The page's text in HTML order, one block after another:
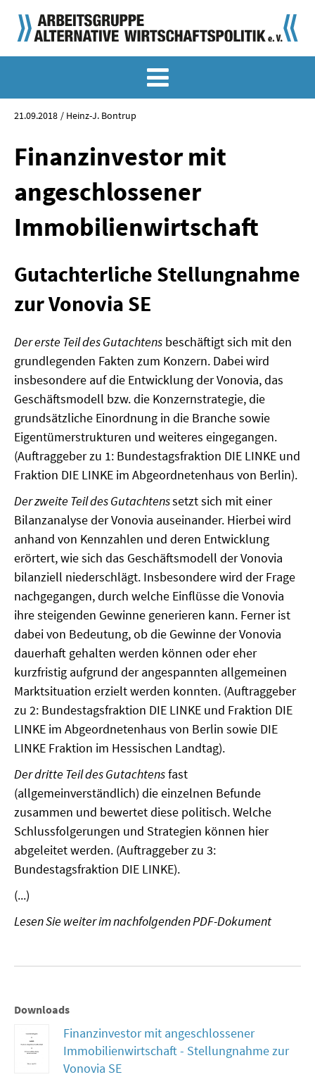
KLASSIKER
SONDERVERÖFFENTLICHUNGEN
LANGFASSUNGEN ZU DEN MEMORANDEN
MATERIALIEN
MATERIALIEN ZU DEN MEMORANDEN
MEMO-FORUM
SOMMERSCHULE
SOMMERSCHULE 2025
SOMMERSCHULE 2024
SOMMERSCHULE 2023
SOMMERSCHULE 2022
SOMMERSCHULE 2021
SOMMERSCHULE 2020
SOMMERSCHULE 2019
SOMMERSCHULE 2018
SOMMERSCHULE 2017
SOMMERSCHULE 2016
SOMMERSCHULE 2015
SOMMERSCHULE 2014
SOMMERSCHULE 2012
SOMMERSCHULE 2010
SOMMERSCHULE 2007
Über uns
21.09.2018 Heinz-J. Bontrup
Finanzinvestor mit
angeschlossener
Immobilienwirtschaft
Gutachterliche Stellungnahme
zur Vonovia SE
Der erste Teil des Gutachtens beschäftigt sich mit den
grundlegenden Fakten zum Konzern. Dabei wird
insbesondere auf die Entwicklung der Vonovia, das
Geschäftsmodell bzw. die Konzernstrategie, die
grundsätzliche Einordnung in die Branche sowie
Eigentümerstrukturen und weiteres eingegangen.
(Auftraggeber zu 1: Bundestagsfraktion DIE LINKE und
Fraktion DIE LINKE im Abgeordnetenhaus von Berlin).
Der zweite Teil des Gutachtenssetzt sich mit einer
Bilanzanalyse der Vonovia auseinander. Hierbei wird
anhand von Kennzahlen und deren Entwicklung
erörtert, wie sich das Geschäftsmodell der Vonovia
bilanziell niederschlägt. Insbesondere wird der Frage
nachgegangen, durch welche Einflüsse die Vonovia
ihre steigenden Gewinne generieren kann. Ferner ist
dabei von Bedeutung, ob die Gewinne der Vonovia
dauerhaft gehalten werden können oder eher
kurzfristig aufgrund der angespannten allgemeinen
Marktsituation erzielt werden konnten. (Auftraggeber
zu 2: Bundestagsfraktion DIE LINKE und Fraktion DIE
LINKE im Abgeordnetenhaus von Berlin sowie DIE
LINKE Fraktion im Hessischen Landtag).
Der dritte Teil des Gutachtensfast
(allgemeinverständlich) die einzelnen Befunde
zusammen und bewertet diese politisch. Welche
Schlussfolgerungen und Strategien können hier
abgeleitet werden. (Auftraggeber zu 3:
Bundestagsfraktion DIE LINKE).
(...)
Lesen Sie weiter im nachfolgenden PDF-Dokument
Downloads
Finanzinvestor mit angeschlossener
Immobilienwirtschaft - Stellungnahme zur
Vonovia SE